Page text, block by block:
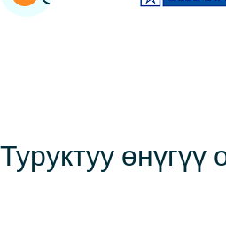
Туруктуу өнүгүү